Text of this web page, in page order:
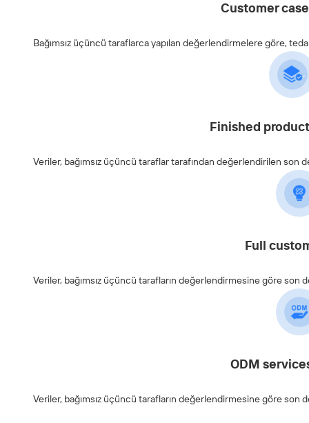
Customer
Bağımsız üçüncü taraflarca yapılan değerlendirmelere göre,
Finished
Veriler, bağımsız üçüncü taraflar tarafından değerlendirilen
Full
Veriler, bağımsız üçüncü tarafların değerlendirmesine göre
ODM
Veriler, bağımsız üçüncü tarafların değerlendirmesine göre